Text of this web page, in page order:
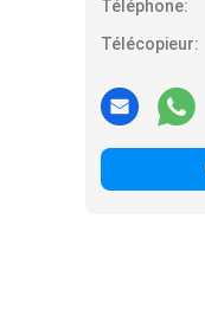
Téléphone:
Télécopieur: